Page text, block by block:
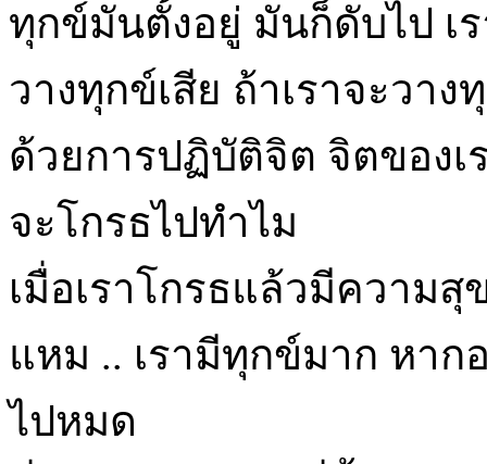
ทุกข์มันตั้งอยู่ มันก็ดับไป เ
วางทุกข์เสีย ถ้าเราจะวา
ด้วยการปฏิบัติจิต จิตของเ
จะโกรธไปทำไม
เมื่อเราโกรธแล้วมีความ
แหม .. เรามีทุกข์มาก หาก
ไปหมด